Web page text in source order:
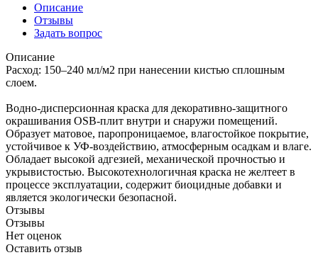
Описание
Отзывы
Задать вопрос
Описание
Расход: 150–240 мл/м2 при нанесении кистью сплошным
слоем.
Водно-дисперсионная краска для декоративно-защитного
окрашивания OSB-плит внутри и снаружи помещений.
Образует матовое, паропроницаемое, влагостойкое покрытие,
устойчивое к УФ-воздействию, атмосферным осадкам и влаге.
Обладает высокой адгезией, механической прочностью и
укрывистостью. Высокотехнологичная краска не желтеет в
процессе эксплуатации, содержит биоцидные добавки и
является экологически безопасной.
Отзывы
Отзывы
Нет оценок
Оставить отзыв